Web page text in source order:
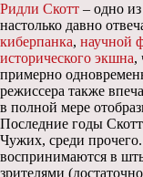
Ридли Скотт – одно
настолько давно
киберпанка, научной
исторического экшна,
примерно
режиссера также
в полной мере
Последние годы
Чужих, среди
воспринимаются в
зрителями